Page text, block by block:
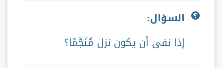
السؤال:
إذا نفى أن يكون نزل مُنَجَّمًا؟